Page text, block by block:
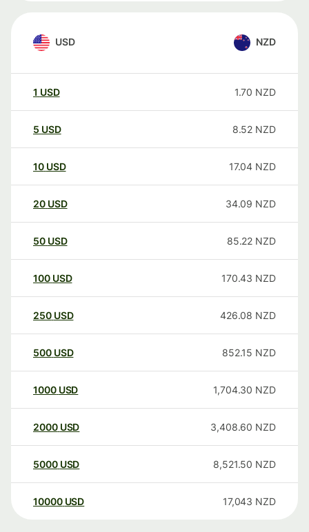
USD NZD
1 USD 1.70 NZD
5 USD 8.52 NZD
10 USD 17.04 NZD
20 USD 34.09 NZD
50 USD 85.22 NZD
100 USD 170.43 NZD
250 USD 426.08 NZD
500 USD 852.15 NZD
1000 USD 1,704.30 NZD
2000 USD 3,408.60 NZD
5000 USD 8,521.50 NZD
10000 USD 17,043 NZD